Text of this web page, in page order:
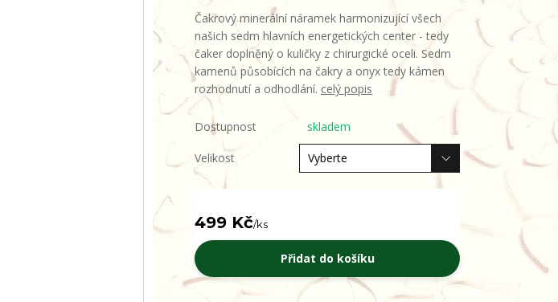
Čakrový minerální náramek harmonizující všech
našich sedm hlavních energetických center - tedy
čaker doplněný o kuličky z chirurgické oceli. Sedm
kamenů působících na čakry a onyx tedy kámen
rozhodnutí a odhodlání. celý popis
Dostupnost skladem
Velikost
499 Kč/ks
Přidat do košíku